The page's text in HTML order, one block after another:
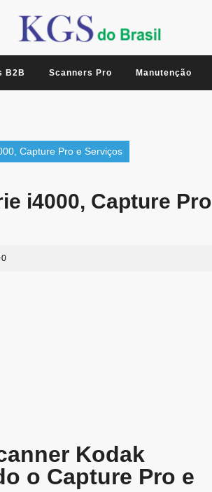
B2B Scanners Pro Manutenção
Capture Pro e Serviços
i4000, Capture Pro
Kodak
o Capture Pro e